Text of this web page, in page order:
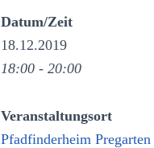
Datum/Zeit
18.12.2019
18:00 - 20:00
Veranstaltungsort
Pfadfinderheim Pregarten